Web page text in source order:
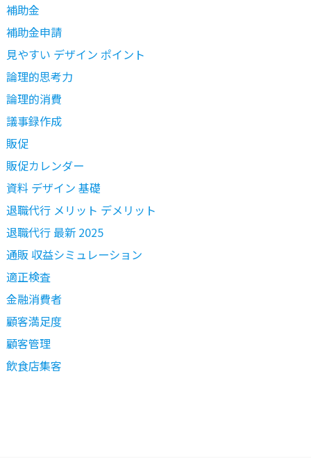
補助金
補助金申請
見やすい デザイン ポイント
論理的思考力
論理的消費
議事録作成
販促
販促カレンダー
資料 デザイン 基礎
退職代行 メリット デメリット
退職代行 最新 2025
通販 収益シミュレーション
適正検査
金融消費者
顧客満足度
顧客管理
飲食店集客